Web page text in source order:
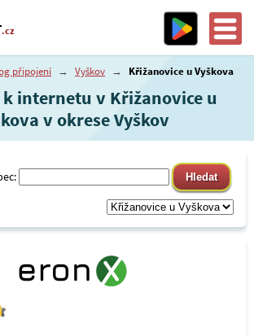
.cz
připojení → Vyškov → Křižanovice u Vyškova
internetu v Křižanovice u
v okrese Vyškov